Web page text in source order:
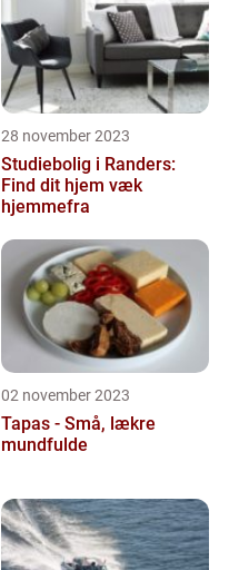
28 november 2023
Studiebolig i Randers:
Find dit hjem væk
hjemmefra
02 november 2023
Tapas - Små, lækre
mundfulde